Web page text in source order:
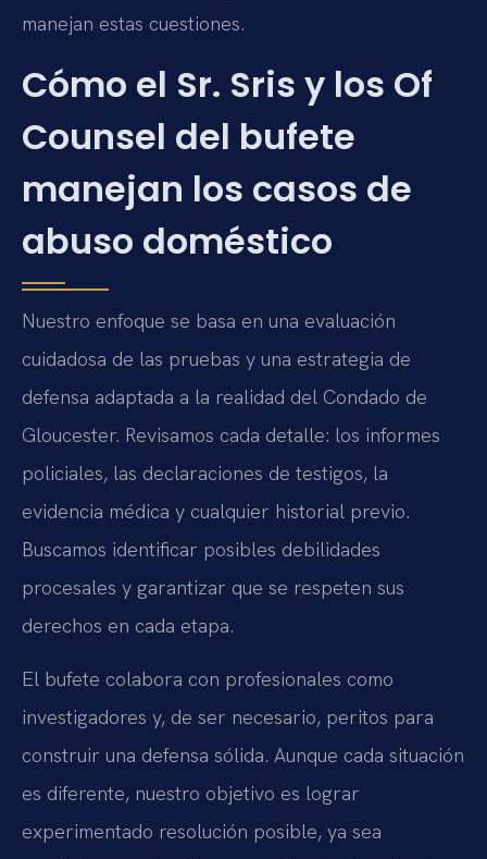
manejan estas cuestiones.
Cómo el Sr. Sris y los Of
Counsel del bufete
manejan los casos de
abuso doméstico
Nuestro enfoque se basa en una evaluación
cuidadosa de las pruebas y una estrategia de
defensa adaptada a la realidad del Condado de
Gloucester. Revisamos cada detalle: los informes
policiales, las declaraciones de testigos, la
evidencia médica y cualquier historial previo.
Buscamos identificar posibles debilidades
procesales y garantizar que se respeten sus
derechos en cada etapa.
El bufete colabora con profesionales como
investigadores y, de ser necesario, peritos para
construir una defensa sólida. Aunque cada situación
es diferente, nuestro objetivo es lograr
experimentado resolución posible, ya sea